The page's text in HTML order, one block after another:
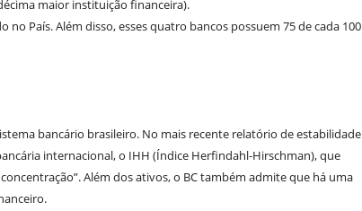
maior instituição financeira).
País. Além disso, esses quatro bancos possuem 75 de cada 100
bancário brasileiro. No mais recente relatório de estabilidade
internacional, o IHH (Índice Herfindahl-Hirschman), que
Além dos ativos, o BC também admite que há uma